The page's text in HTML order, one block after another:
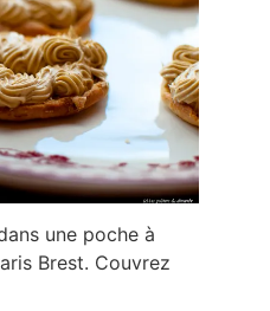
une poche à
Brest. Couvrez